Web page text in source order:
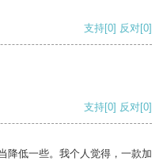
支持[0] 反对[0]
支持[0] 反对[0]
降低一些。我个人觉得，一款加